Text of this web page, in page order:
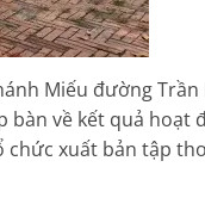
Miếu đường Trần
về kết quả hoạt
chức xuất bản tập